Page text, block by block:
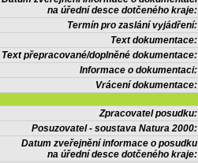
na úřední desce dotčeného kraje:
Termín pro zaslání vyjádření:
Text dokumentace:
Text přepracované/doplněné dokumentace:
Informace o dokumentaci:
Vrácení dokumentace:
Zpracovatel posudku:
Posuzovatel - soustava Natura 2000:
Datum zveřejnění informace o posudku
na úřední desce dotčeného kraje: